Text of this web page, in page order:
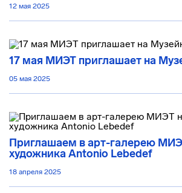
12 мая 2025
17 мая МИЭТ приглашает на
05 мая 2025
Приглашаем в арт-галерею
художника Antonio Lebedef
18 апреля 2025